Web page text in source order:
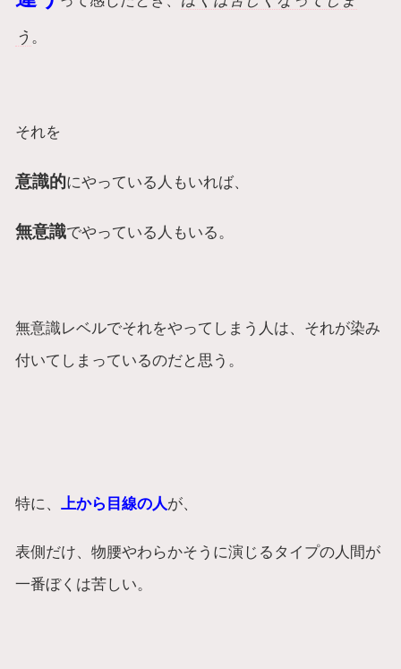
う 。
それを
意識的にやっている人もいれば、
無意識でやっている人もいる。
無意識レベルでそれをやってしまう人は、それが染み
付いてしまっているのだと思う。
特に、上から目線の人が、
表側だけ、物腰やわらかそうに演じるタイプの人間が
一番ぼくは苦しい。